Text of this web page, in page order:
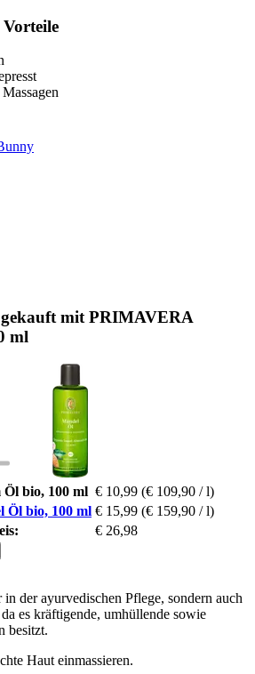
mit PRIMAVERA
ml
bio, 100 ml € 10,99 (€ 109,90 / l)
bio, 100 ml € 15,99 (€ 159,90 / l)
€ 26,98
der ayurvedischen Pflege, sondern auch
es kräftigende, umhüllende sowie
besitzt.
Haut einmassieren.